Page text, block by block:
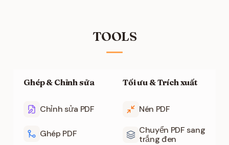
TOOLS
Ghép & Chỉnh sửa
Chỉnh sửa PDF
Ghép PDF
Tối ưu & Trích xuất
Nén PDF
Chuyển PDF sang
trắng đen